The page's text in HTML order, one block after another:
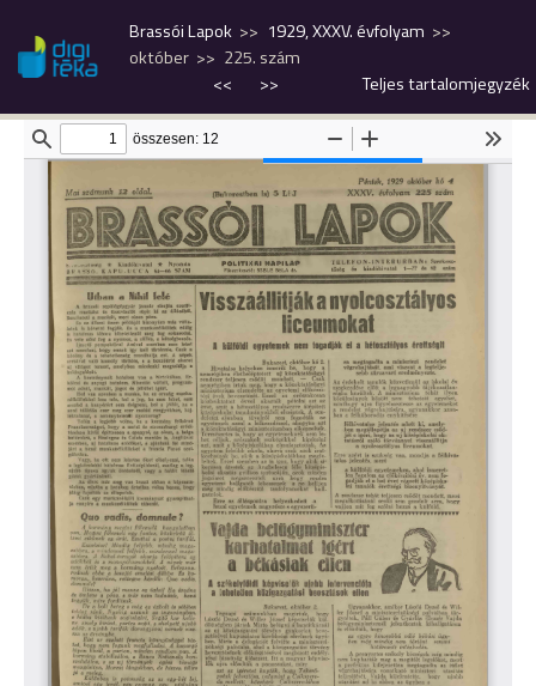
Brassói Lapok
1929, XXXV. évfolyam
október
225. szám
<<
>> Teljes tartalomjegyzék